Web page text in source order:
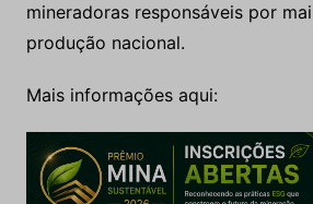
mineradoras responsáveis por
produção nacional.
Mais informações aqui: